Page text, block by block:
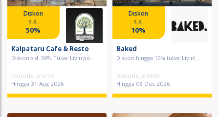
Diskon
s.d.
50%
Kalpataru Cafe & Resto
Diskon s.d. 50% Tukar Livin'po...
periode promo
Hingga 31 Aug 2026
Diskon
s.d.
10%
Baked
Diskon hingga 10% tukar Livin’...
periode promo
Hingga 06 Dec 2026